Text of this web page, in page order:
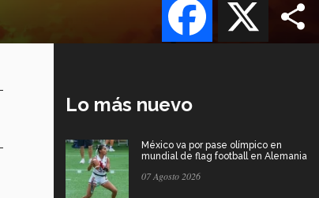
Lo más nuevo
México va por pase olímpico en
mundial de flag football en Alemania
07 Agosto 2026